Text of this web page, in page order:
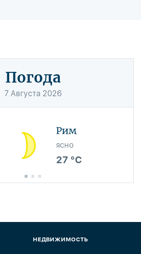
Погода
7 Августа 2026
Рим
ясно
27 °C
НЕДВИЖИМОСТЬ